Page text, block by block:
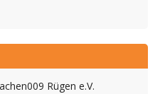
Rügen e.V.